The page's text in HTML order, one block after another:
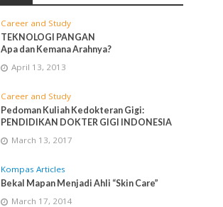
Career and Study
TEKNOLOGI PANGAN
Apa dan Kemana Arahnya?
April 13, 2013
Career and Study
Pedoman Kuliah Kedokteran Gigi:
PENDIDIKAN DOKTER GIGI INDONESIA
March 13, 2017
Kompas Articles
Bekal Mapan Menjadi Ahli “Skin Care”
March 17, 2014